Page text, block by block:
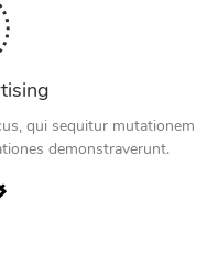
qui sequitur mutationem
demonstraverunt.